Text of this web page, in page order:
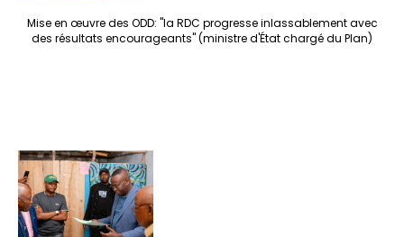
Mise en œuvre des ODD: "la RDC progresse inlassablement avec
des résultats encourageants" (ministre d'État chargé du Plan)